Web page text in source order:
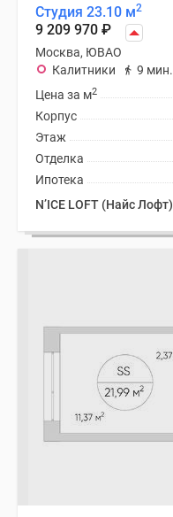
Студия 23.10 м2
9 209 970 ₽
Москва, ЮВАО
Калитники
9 мин.
Цена за м2
Корпус
Этаж
Отделка
Ипотека
N’ICE LOFT (Найс Лофт)